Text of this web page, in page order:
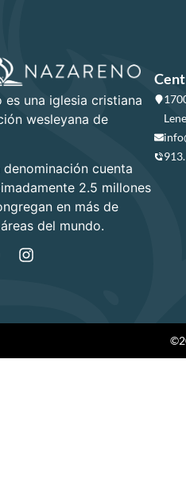
es una iglesia cristiana
wesleyana de
cuenta
2.5 millones
en más de
del mundo.